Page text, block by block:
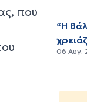
που
“Η
06 Αυγ.